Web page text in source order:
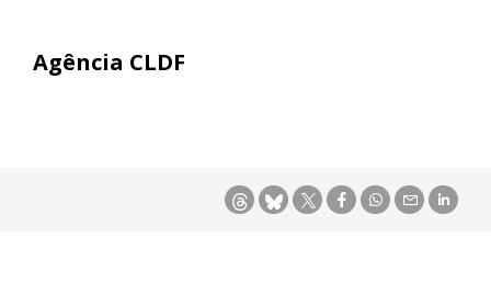
Agência CLDF